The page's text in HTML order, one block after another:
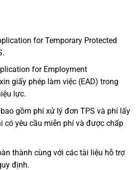
for Temporary Protected
for Employment
giấy phép làm việc (EAD) trong
lực.
gồm phí xử lý đơn TPS và phí lấy
có yêu cầu miễn phí và được chấp
thành cùng với các tài liệu hỗ trợ
định.